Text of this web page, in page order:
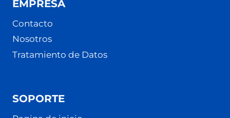
EMPRESA
Contacto
Nosotros
Tratamiento de Datos
SOPORTE